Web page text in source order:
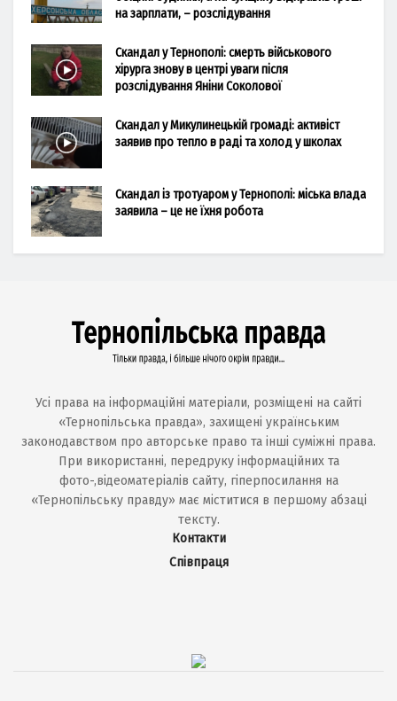
на зарплати, – розслідування
Скандал у Тернополі: смерть військового
хірурга знову в центрі уваги після
розслідування Яніни Соколової
Скандал у Микулинецькій громаді: активіст
заявив про тепло в раді та холод у школах
Скандал із тротуаром у Тернополі: міська влада
заявила – це не їхня робота
Усі права на інформаційні матеріали, розміщені на сайті
«Тернопільська правда», захищені українським
законодавством про авторське право та інші суміжні права.
При використанні, передруку інформаційних та
фото-,відеоматеріалів сайту, гіперпосилання на
«Тернопільську правду» має міститися в першому абзаці
тексту.
Контакти
Співпраця